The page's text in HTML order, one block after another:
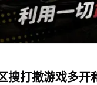
搜打撤游戏多开